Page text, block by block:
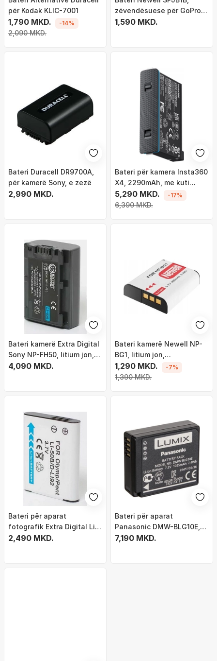
për Kodak KLIC-7001
1,790 MKD.
2,090 MKD.
-14%
zëvendësuese për GoPro
Hero 8, Li ion
1,590 MKD.
Bateri Duracell DR9700A,
për kamerë Sony, e zezë
2,990 MKD.
Bateri për kamera Insta360
X4, 2290mAh, me kuti
ruajtëse, e zezë
5,290 MKD.
6,390 MKD.
-17%
Bateri kamerë Extra Digital
Sony NP-FH50, litium jon,
42g, e zezë
4,090 MKD.
Bateri kamerë Newell NP-
BG1, litium jon,
zëvendësuese, e bardhë
1,290 MKD.
1,390 MKD.
-7%
Bateri për aparat
fotografik Extra Digital Li-
50B D-Li92, litium jon
2,490 MKD.
Bateri për aparat
Panasonic DMW-BLG10E,
Li-ion, e zezë
7,190 MKD.